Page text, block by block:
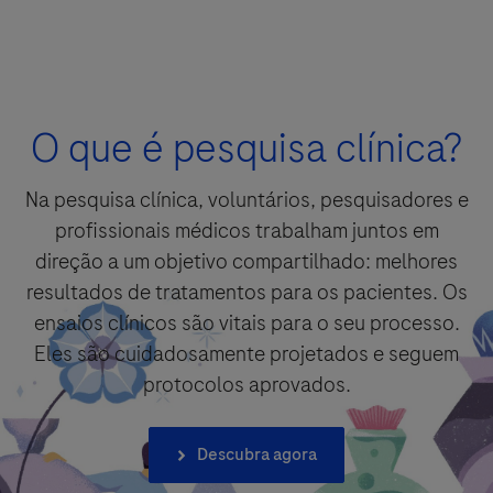
O que é pesquisa clínica?
Na pesquisa clínica, voluntários, pesquisadores e
profissionais médicos trabalham juntos em
direção a um objetivo compartilhado: melhores
resultados de tratamentos para os pacientes. Os
ensaios clínicos são vitais para o seu processo.
Eles são cuidadosamente projetados e seguem
protocolos aprovados.
Descubra agora
Pergunta
Selecione sua opção de contato*
By clicking “Accept and Send”, you confirm that you have read and agree to
Roche’s legal and privacy conditions.
Aceitar e enviar
For Visitors from United States, our Privacy Statement can be reviewed
below:
https://www.gene.com/privacy-policy
For Visitors from Canada, our Privacy Statement can be reviewed below:
http://www.rochecanada.com/en/content/footer-items/privacy.html
Aceitar e enviar